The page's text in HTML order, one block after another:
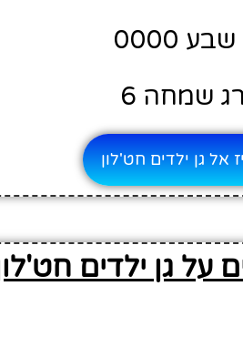
0000
שמחה 6
אל גן ילדים חט'לון
על גן ילדים